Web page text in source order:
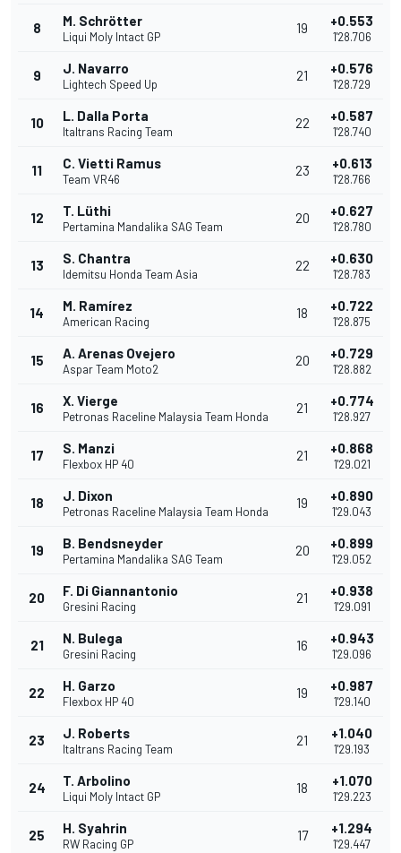
8 M. Schrötter
Liqui Moly Intact GP
19 +0.553
1'28.706
9 J. Navarro
Lightech Speed Up
21 +0.576
1'28.729
10 L. Dalla Porta
Italtrans Racing Team
22 +0.587
1'28.740
11 C. Vietti Ramus
Team VR46
23 +0.613
1'28.766
12 T. Lüthi
Pertamina Mandalika SAG Team
20 +0.627
1'28.780
13 S. Chantra
Idemitsu Honda Team Asia
22 +0.630
1'28.783
14 M. Ramírez
American Racing
18 +0.722
1'28.875
15 A. Arenas Ovejero
Aspar Team Moto2
20 +0.729
1'28.882
16 X. Vierge
Petronas Raceline Malaysia Team Honda
21 +0.774
1'28.927
17 S. Manzi
Flexbox HP 40
21 +0.868
1'29.021
18 J. Dixon
Petronas Raceline Malaysia Team Honda
19 +0.890
1'29.043
19 B. Bendsneyder
Pertamina Mandalika SAG Team
20 +0.899
1'29.052
20 F. Di Giannantonio
Gresini Racing
21 +0.938
1'29.091
21 N. Bulega
Gresini Racing
16 +0.943
1'29.096
22 H. Garzo
Flexbox HP 40
19 +0.987
1'29.140
23 J. Roberts
Italtrans Racing Team
21 +1.040
1'29.193
24 T. Arbolino
Liqui Moly Intact GP
18 +1.070
1'29.223
25 H. Syahrin
RW Racing GP
17 +1.294
1'29.447